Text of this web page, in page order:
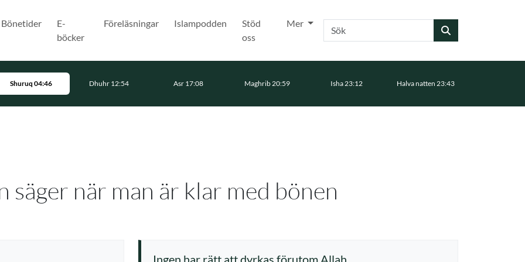
Bönetider
E-
böcker
Föreläsningar Islampodden
Stöd
oss
Mer Sök
Shuruq 04:46 Dhuhr 12:54 Asr 17:08 Maghrib 20:59 Isha 23:12 Halva natten 23:43
säger när man är klar med bönen
Ingen har rätt att dyrkas förutom Allah